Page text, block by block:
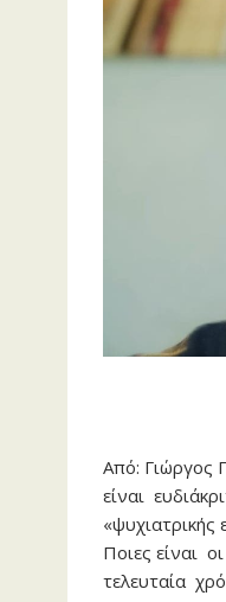
Από: Γιώργος
είναι
Ποιες είναι
τελευταία